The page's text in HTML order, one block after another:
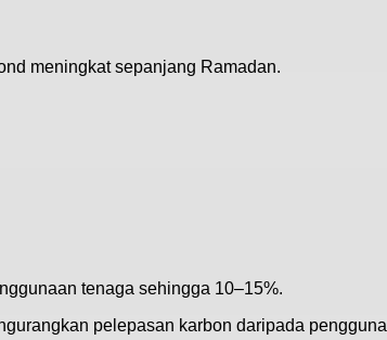
meningkat sepanjang Ramadan.
tenaga sehingga 10–15%.
pelepasan karbon daripada